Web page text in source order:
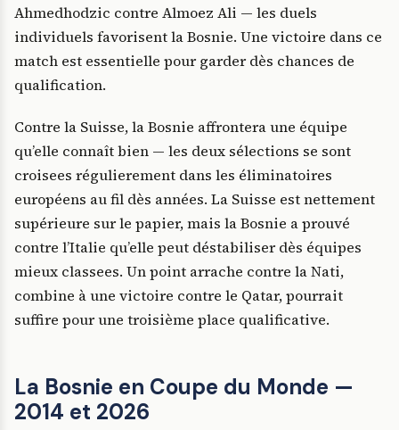
Ahmedhodzic contre Almoez Ali — les duels
individuels favorisent la Bosnie. Une victoire dans ce
match est essentielle pour garder dès chances de
qualification.
Contre la Suisse, la Bosnie affrontera une équipe
qu’elle connaît bien — les deux sélections se sont
croisees régulierement dans les éliminatoires
européens au fil dès années. La Suisse est nettement
supérieure sur le papier, mais la Bosnie a prouvé
contre l’Italie qu’elle peut déstabiliser dès équipes
mieux classees. Un point arrache contre la Nati,
combine à une victoire contre le Qatar, pourrait
suffire pour une troisième place qualificative.
La Bosnie en Coupe du Monde —
2014 et 2026